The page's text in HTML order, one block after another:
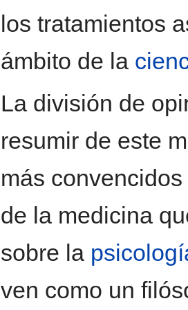
los tratamientos
ámbito de la
La división de
resumir de este
más
de la medicina
sobre la
ven como un